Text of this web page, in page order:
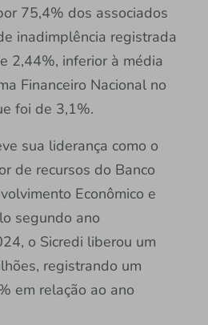
75,4% dos associados
inadimplência registrada
2,44%, inferior à média
Financeiro Nacional no
foi de 3,1%.
sua liderança como o
de recursos do Banco
Econômico e
segundo ano
o Sicredi liberou um
registrando um
em relação ao ano